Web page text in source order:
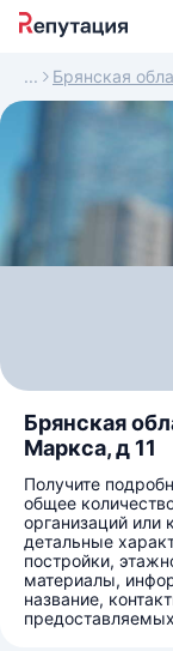
Брянская
Брянская
Маркса, д 11
Получите
общее
организаций
детальные
постройки,
материалы,
название,